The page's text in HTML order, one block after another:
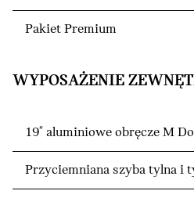
Pakiet Premium
WYPOSAŻENIE
19" aluminiowe obręcze M
Przyciemniana szyba tylna i